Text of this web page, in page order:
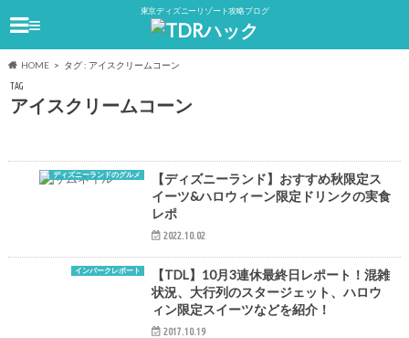
東京ディズニーリゾート攻略ブログ
≡
HOME タグ : アイスクリームコーン
TAG
アイスクリームコーン
ディズニーランドのグルメ
【ディズニーランド】おすすめ秋限定ス
イーツ&ハロウィーン限定ドリンクの実食
レポ
2022.10.02
インパークレポート
【TDL】10月3連休最終日レポート！混雑
状況、大行列のスタージェット、ハロウ
ィン限定スイーツなどを紹介！
2017.10.19